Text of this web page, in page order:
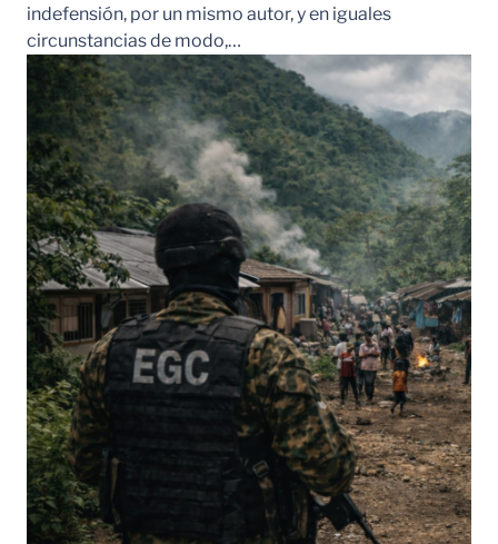
indefensión, por un mismo autor, y en iguales
circunstancias de modo,…